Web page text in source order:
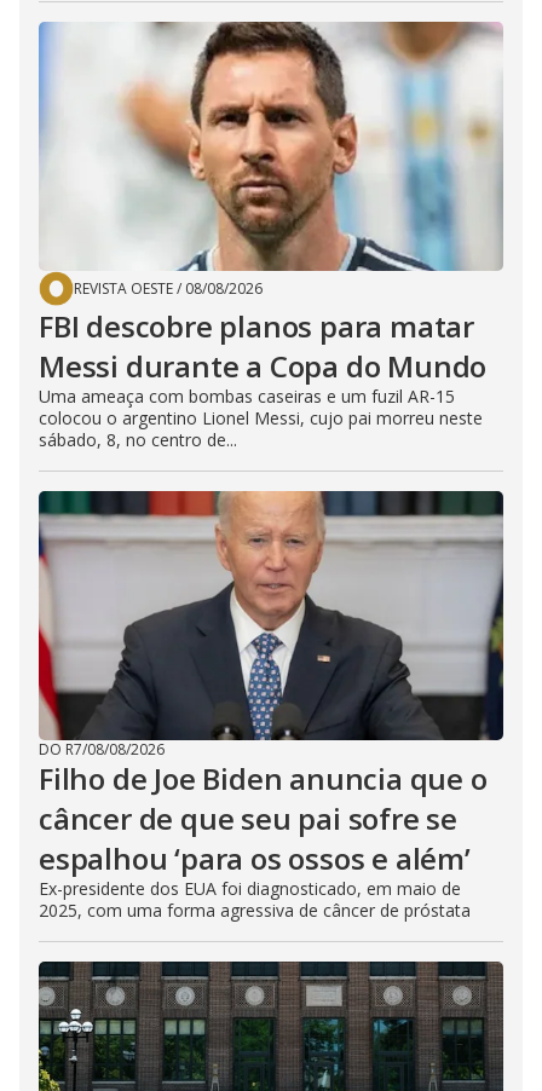
REVISTA OESTE/ 08/08/2026
FBI descobre planos para matar
Messi durante a Copa do Mundo
Uma ameaça com bombas caseiras e um fuzil AR-15
colocou o argentino Lionel Messi, cujo pai morreu neste
sábado, 8, no centro de...
DO R7/08/08/2026
Filho de Joe Biden anuncia que o
câncer de que seu pai sofre se
espalhou ‘para os ossos e além’
Ex-presidente dos EUA foi diagnosticado, em maio de
2025, com uma forma agressiva de câncer de próstata